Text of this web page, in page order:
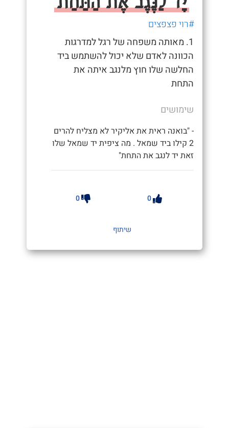
#רוי פצפצים
1. מאותה משפחה של רגל למדרגות
הכוונה לאדם שלא יכול להשתמש ביד
החלשה שלו חוץ מלנגב איתה את
התחת
שימושים
- "בואנה ראית את אליקיר לא מצליח להרים
2 קילו ביד שמאל . מה ציפית יד שמאל שלו
זאת יד לנגב את התחת"
0
0
שיתוף